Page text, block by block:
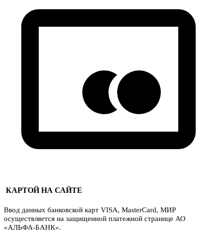
КАРТОЙ НА САЙТЕ
Ввод данных банковской карт VISA, MasterCard, МИР
осуществляется на защищенной платежной странице АО
«АЛЬФА-БАНК».